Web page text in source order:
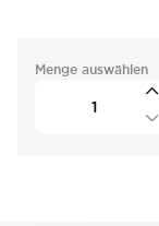
Menge auswählen